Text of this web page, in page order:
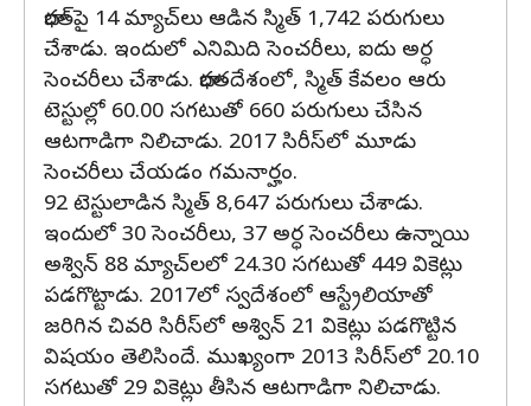
భారత్‌పై 14 మ్యాచ్‌లు ఆడిన స్మిత్ 1,742 పరుగులు
చేశాడు. ఇందులో ఎనిమిది సెంచరీలు, ఐదు అర్ధ
సెంచరీలు చేశాడు. భారతదేశంలో, స్మిత్ కేవలం ఆరు
టెస్టుల్లో 60.00 సగటుతో 660 పరుగులు చేసిన
ఆటగాడిగా నిలిచాడు. 2017 సిరీస్‌లో మూడు
సెంచరీలు చేయడం గమనార్హం.
92 టెస్టులాడిన స్మిత్ 8,647 పరుగులు చేశాడు.
ఇందులో 30 సెంచరీలు, 37 అర్ధ సెంచరీలు ఉన్నాయి
అశ్విన్ 88 మ్యాచ్‌లలో 24.30 సగటుతో 449 వికెట్లు
పడగొట్టాడు. 2017లో స్వదేశంలో ఆస్ట్రేలియాతో
జరిగిన చివరి సిరీస్‌లో అశ్విన్ 21 వికెట్లు పడగొట్టిన
విషయం తెలిసిందే. ముఖ్యంగా 2013 సిరీస్‌లో 20.10
సగటుతో 29 వికెట్లు తీసిన ఆటగాడిగా నిలిచాడు.